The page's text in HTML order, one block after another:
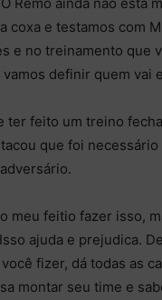
coxa e testamos com
e no treinamento que
definir quem vai
ter feito um treino
que foi necessário
meu feitio fazer isso,
ajuda e prejudica.
fizer, dá todas as
montar seu time e